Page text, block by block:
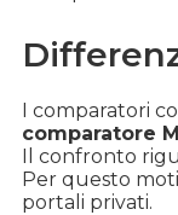
I comparatori
comparatore
Il confronto
Per questo
portali privati.